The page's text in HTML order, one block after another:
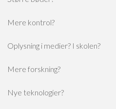
Mere kontrol?
Oplysning i medier? I skolen?
Mere forskning?
Nye teknologier?